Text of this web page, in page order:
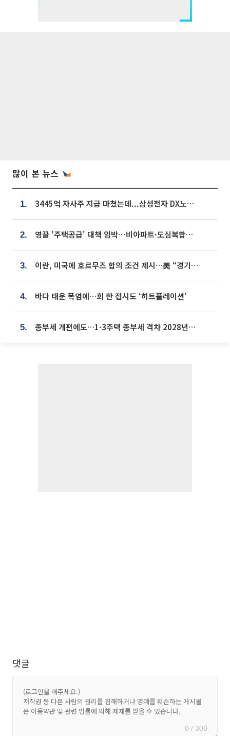
많이 본 뉴스
1. 3445억 자사주 지급 마쳤는데...삼성전자 DX노조, 뒤늦은 '떼쓰기 집회'
2. 영끌 '주택공급' 대책 임박⋯비아파트·도심복합까지 총동원
3. 이란, 미국에 호르무즈 합의 조건 제시…美 “경기 아직 안 끝나” [종합]
4. 바다 태운 폭염에…회 한 접시도 ‘히트플레이션’
5. 종부세 개편에도…1·3주택 종부세 격차 2028년부터 확대
댓글
0 / 300